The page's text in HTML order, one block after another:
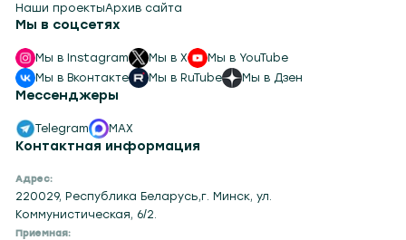
Контактная информация
Адрес:
220029, Республика Беларусь,г. Минск, ул.
Коммунистическая, 6/2.
Приемная:
Наши проектыАрхив сайта
Мы в соцсетях
Мы в Instagram Мы в X
Мы в YouTube
Мы в Вконтакте
Мы в RuTube Мы в Дзен
Мессенджеры
Telegram MAX